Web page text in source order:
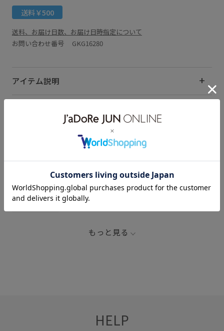
送料￥500
送料、お届け日数、お届け日時指定について
お問い合わせ番号 GKG16280
アイテム説明
関連タグ
60JUN BOWWOW シャツ リメイク
もっと見る
HELP